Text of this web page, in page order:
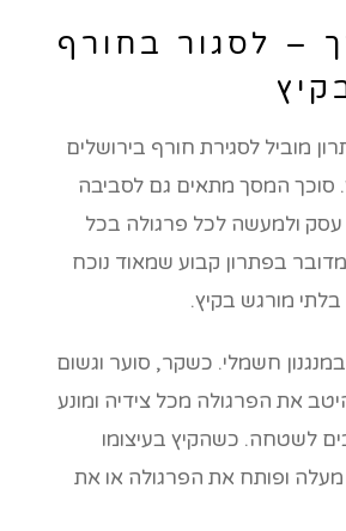
– לסגור בחורף
מוביל לסגירת חורף בירושלים
סוכך המסך מתאים גם לסביבה
עסק ולמעשה לכל פרגולה בכל
בפתרון קבוע שמאוד נוכח
מורגש בקיץ.
חשמלי. כשקר, סוער וגשום
את הפרגולה מכל צידיה ומונע
לשטחה. כשהקיץ בעיצומו
מעלה ופותח את הפרגולה או את